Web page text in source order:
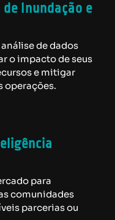
Inundação e
de dados
o impacto de seus
e mitigar
operações.
para
comunidades
parcerias ou